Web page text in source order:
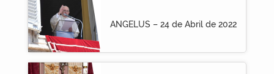
ANGELUS – 24 de Abril de 2022